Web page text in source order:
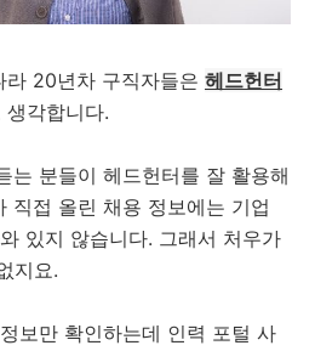
라 20년차 구직자들은 헤드헌터
생각합니다.
는 분들이 헤드헌터를 잘 활용해
직접 올린 채용 정보에는 기업
있지 않습니다. 그래서 처우가
지요.
보만 확인하는데 인력 포털 사